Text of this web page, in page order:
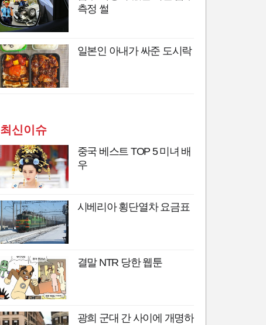
측정 썰
일본인 아내가 싸준 도시락
최신이슈
중국 베스트 TOP 5 미녀 배
우
시베리아 횡단열차 요금표
결말 NTR 당한 웹툰
광희 군대 간 사이에 개명하